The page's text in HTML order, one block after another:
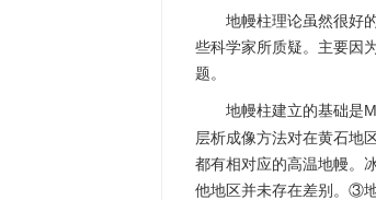
地幔柱理论虽然很好
些科学家所质疑。主要因
题。
地幔柱建立的基础是
层析成像方法对在黄石地
都有相对应的高温地幔。
他地区并未存在差别。③